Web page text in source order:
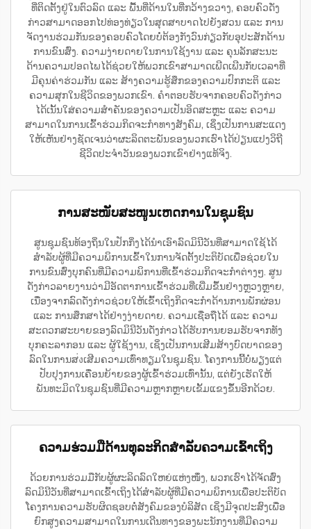
ທີ່ຕິດຕັ້ງຢູ່ໃນຕົວລົດ ແລະ ພື້ນທີ່ດ້ານໃນທີ່ກວ້າງຂວາງ, ຄອບຄົວດັ່ງ
ກ່າວສາມາດອອກໄປທ່ອງທ່ຽວໃນສຸດສາບາດໄປຍັງສວນ ແລະ ການ
ຈັດງານຮ່ວມກັນຂອງຄອບຄົວໂດຍບໍ່ຕ້ອງກັງວົນກ່ຽວກັບອຸປະສັກດ້ານ
ການຂົນສົ່ງ. ຄວາມງ່າຍດາຍໃນການໃຊ້ງານ ແລະ ຄຸນລັກສະນະ
ດ້ານຄວາມປອດໄພໄດ້ຊ່ວຍໃຫ້ພວກເຂົາສາມາດເພີດເພີນກັບເວລາທີ່
ມີຄຸນຄ່າຮ່ວມກັນ ແລະ ສ້າງຄວາມຮູ້ສຶກຂອງຄວາມປົກກະຕິ ແລະ
ຄວາມສຸກໃນຊີວິດຂອງພວກເຂົາ. ຄຳຕອບຮັບຈາກຄອບຄົວດັ່ງກ່າວ
ໄດ້ເນັ້ນໃສ່ຄວາມສຳຄັນຂອງຄວາມເປັນອິດສະຫຼະ ແລະ ຄວາມ
ສາມາດໃນການເຂົ້າຮ່ວມກິດຈະກຳທາງສັງຄົມ, ເຊິ່ງເປັນການສະແດງ
ໃຫ້ເຫັນຢ່າງຊັດເຈນວ່າຜະລິດຕະພັນຂອງພວກເຮົາໄດ້ປ່ຽນແປງວິຖີ
ຊີວິດປະຈຳວັນຂອງພວກເຂົາຢ່າງແທ້ຈິງ.
ການສະໜັບສະໜູນເຫດການໃນຊຸມຊົນ
ສູນຊຸມຊົນທ້ອງຖິ່ນໃນປັກກິ່ງໄດ້ນຳເອົາລົດມິນີວັນທີ່ສາມາດໃຊ້ໄດ້
ສຳລັບຜູ້ທີ່ມີຄວາມພິການເຂົ້າໃນການຈັດຕັ້ງປະຕິບັດເພື່ອຊ່ວຍໃນ
ການຂົນສົ່ງບຸກຄົນທີ່ມີຄວາມພິການທີ່ເຂົ້າຮ່ວມກິດຈະກຳຕ່າງໆ. ສູນ
ດັ່ງກ່າວລາຍງານວ່າມີອັດຕາການເຂົ້າຮ່ວມທີ່ເພີ່ມຂຶ້ນຢ່າງຫຼວງຫຼາຍ,
ເນື່ອງຈາກລົດດັ່ງກ່າວຊ່ວຍໃຫ້ເຂົ້າເຖິງກິດຈະກຳດ້ານການພັກຜ່ອນ
ແລະ ການສຶກສາໄດ້ຢ່າງງ່າຍດາຍ. ຄວາມເຊື່ອຖືໄດ້ ແລະ ຄວາມ
ສະດວກສະບາຍຂອງລົດມິນີວັນດັ່ງກ່າວໄດ້ຮັບການຍອມຮັບຈາກທັງ
ບຸກຄະລາກອນ ແລະ ຜູ້ໃຊ້ງານ, ເຊິ່ງເປັນການເສີມສ້າງບົດບາດຂອງ
ລົດໃນການສ่งເສີມຄວາມເທົ່າທຽມໃນຊຸມຊົນ. ໂຄງການນີ້ບໍ່ພຽງແຕ່
ປັບປຸງການເຄື່ອນຍ້າຍຂອງຜູ້ເຂົ້າຮ່ວມເທົ່ານັ້ນ, ແຕ່ຍັງເຮັດໃຫ້
ພັນທະມິດໃນຊຸມຊົນທີ່ມີຄວາມຫຼາກຫຼາຍເຂັ້ມແຂງຂຶ້ນອີກດ້ວຍ.
ຄວາມຮ່ວມມືດ້ານທຸລະກິດສຳລັບຄວາມເຂົ້າເຖິງ
ດ້ວຍການຮ່ວມມືກັບຜູ້ຜະລິດລົດໃຫຍ່ແຫ່ງໜຶ່ງ, ພວກເຮົາໄດ້ຈັດສົ່ງ
ລົດມິນີວັນທີ່ສາມາດເຂົ້າເຖິງໄດ້ສຳລັບຜູ້ທີ່ມີຄວາມພິການເພື່ອປະຕິບັດ
ໂຄງການຄວາມຮັບຜິດຊອບຕໍ່ສັງຄົມຂອງບໍລິສັດ ເຊິ່ງມີຈຸດປະສົງເພື່ອ
ຍົກສູງຄວາມສາມາດໃນການເດີນທາງຂອງພະນັກງານທີ່ມີຄວາມ